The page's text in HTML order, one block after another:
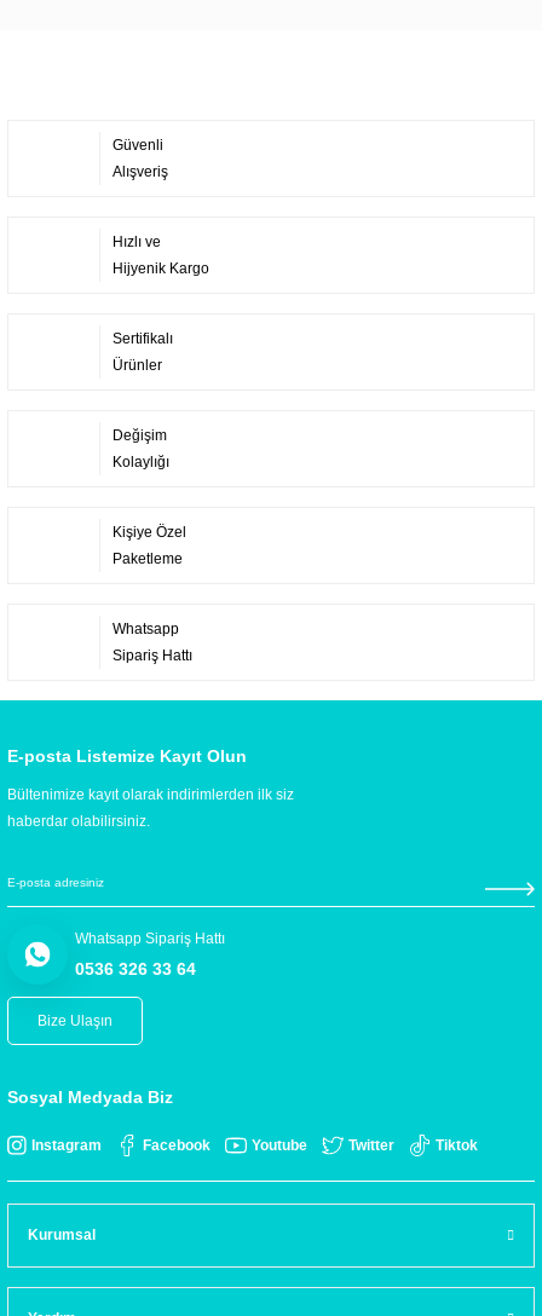
Güvenli
Alışveriş
Hızlı ve
Hijyenik Kargo
Sertifikalı
Ürünler
Değişim
Kolaylığı
Kişiye Özel
Paketleme
Whatsapp
Sipariş Hattı
E-posta Listemize Kayıt Olun
Bültenimize kayıt olarak indirimlerden ilk siz
haberdar olabilirsiniz.
Whatsapp Sipariş Hattı
0536 326 33 64
Bize Ulaşın
Sosyal Medyada Biz
Instagram Facebook Youtube Twitter Tiktok
Kurumsal